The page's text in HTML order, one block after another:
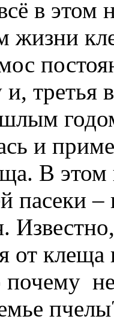
в этом
жизни
и,
и
В этом
пасеки –
от клеща